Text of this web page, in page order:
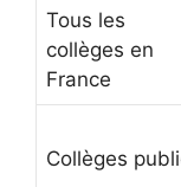
Tous les
collèges en
France
Collèges